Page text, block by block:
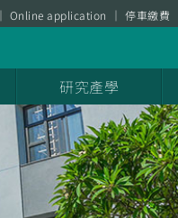
Online application 停車繳費
研究產學